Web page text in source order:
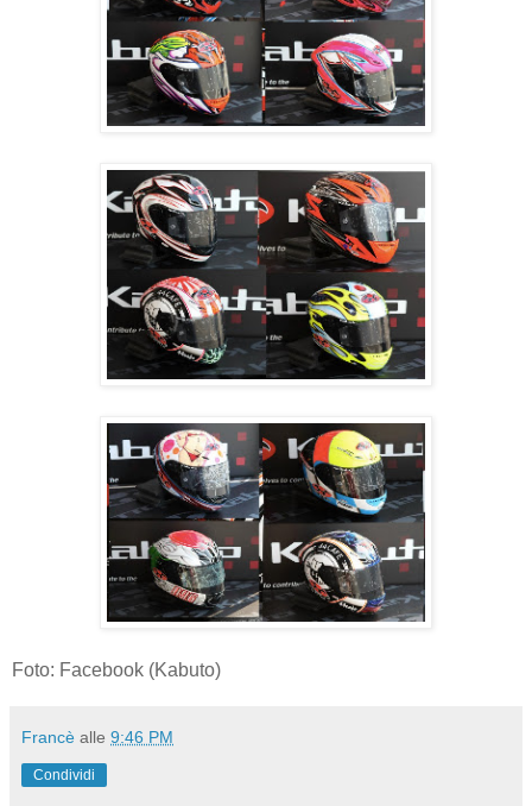
Foto: Facebook (Kabuto)
Francè alle 9:46 PM
Condividi